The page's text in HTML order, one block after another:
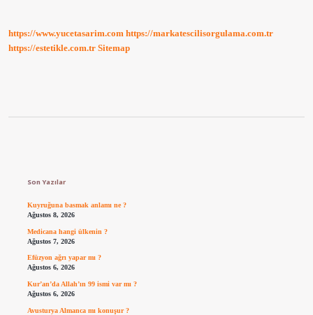
https://www.yucetasarim.com https://markatescilisorgulama.com.tr
https://estetikle.com.tr Sitemap
Son Yazılar
Kuyruğuna basmak anlamı ne ?
Ağustos 8, 2026
Medicana hangi ülkenin ?
Ağustos 7, 2026
Efüzyon ağrı yapar mı ?
Ağustos 6, 2026
Kur’an’da Allah’ın 99 ismi var mı ?
Ağustos 6, 2026
Avusturya Almanca mı konuşur ?